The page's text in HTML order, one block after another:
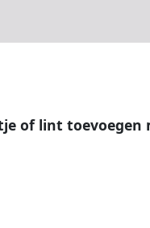
of lint toevoegen